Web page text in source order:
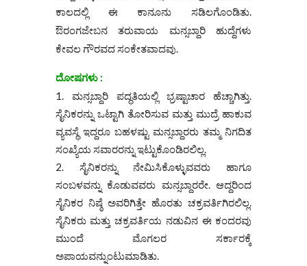
ಕಾಲದಲ್ಲಿ ಈ ಕಾನೂನು ಸಡಿಲಗೊಂಡಿತು.
ಔರಂಗಜೇಬನ ತರುವಾಯ ಮನ್ಸಬ್ದಾರಿ ಹುದ್ದೆಗಳು
ಕೇವಲ ಗೌರವದ ಸಂಕೇತವಾದವು.
ದೋಷಗಳು :
ಮನ್ಸಬ್ದಾರಿ ಪದ್ಧತಿಯಲ್ಲಿ ಭ್ರಷ್ಟಾಚಾರ ಹೆಚ್ಚಾಗಿತ್ತು.
ಸೈನಿಕರನ್ನು ಒಟ್ಟಾಗಿ ತೋರಿಸುವ ಮತ್ತು ಮುದ್ರೆ ಹಾಕುವ
ವ್ಯವಸ್ಥೆ ಇದ್ದರೂ ಬಹಳಷ್ಟು ಮನ್ಸಬ್ದಾರರು ತಮ್ಮ ನಿಗದಿತ
ಸಂಖ್ಯೆಯ ಸವಾರರನ್ನು ಇಟ್ಟುಕೊಂಡಿರಲಿಲ್ಲ.
ಸೈನಿಕರನ್ನು ನೇಮಿಸಿಕೊಳ್ಳುವವರು ಹಾಗೂ
ಸಂಬಳವನ್ನು ಕೊಡುವವರು ಮನ್ಸಬ್ದಾರರೇ. ಆದ್ದರಿಂದ
ಸೈನಿಕರ ನಿಷ್ಠೆ ಅವರಿಗಿತ್ತೇ ಹೊರತು ಚಕ್ರವರ್ತಿಗಿರಲಿಲ್ಲ.
ಸೈನಿಕರು ಮತ್ತು ಚಕ್ರವರ್ತಿಯ ನಡುವಿನ ಈ ಕಂದರವು
ಮುಂದೆ ಮೊಗಲರ ಸರ್ಕಾರಕ್ಕೆ
ಅಪಾಯವನ್ನುಂಟುಮಾಡಿತು.